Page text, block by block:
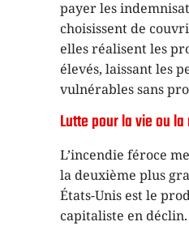
payer les
choisissent de
elles réalisent les
élevés, laissant les
vulnérables sans
Lutte pour la vie ou
L’incendie féroce
la deuxième plus
États-Unis est le
capitaliste en